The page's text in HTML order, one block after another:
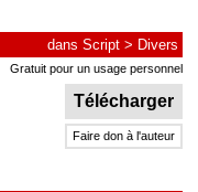
dans Script > Divers
Gratuit pour un usage personnel
Télécharger
Faire don à l'auteur